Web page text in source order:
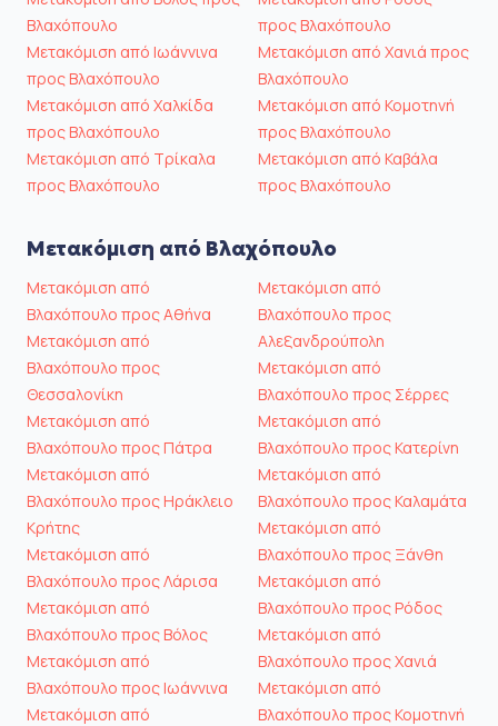
Βλαχόπουλο
Μετακόμιση από Ιωάννινα
προς Βλαχόπουλο
Μετακόμιση από Χαλκίδα
προς Βλαχόπουλο
Μετακόμιση από Τρίκαλα
προς Βλαχόπουλο
προς Βλαχόπουλο
Μετακόμιση από Χανιά προς
Βλαχόπουλο
Μετακόμιση από Κομοτηνή
προς Βλαχόπουλο
Μετακόμιση από Καβάλα
προς Βλαχόπουλο
Μετακόμιση από Βλαχόπουλο
Μετακόμιση από
Βλαχόπουλο προς Αθήνα
Μετακόμιση από
Βλαχόπουλο προς
Θεσσαλονίκη
Μετακόμιση από
Βλαχόπουλο προς Πάτρα
Μετακόμιση από
Βλαχόπουλο προς Ηράκλειο
Κρήτης
Μετακόμιση από
Βλαχόπουλο προς Λάρισα
Μετακόμιση από
Βλαχόπουλο προς Βόλος
Μετακόμιση από
Βλαχόπουλο προς Ιωάννινα
Μετακόμιση από
Μετακόμιση από
Βλαχόπουλο προς
Αλεξανδρούπολη
Μετακόμιση από
Βλαχόπουλο προς Σέρρες
Μετακόμιση από
Βλαχόπουλο προς Κατερίνη
Μετακόμιση από
Βλαχόπουλο προς Καλαμάτα
Μετακόμιση από
Βλαχόπουλο προς Ξάνθη
Μετακόμιση από
Βλαχόπουλο προς Ρόδος
Μετακόμιση από
Βλαχόπουλο προς Χανιά
Μετακόμιση από
Βλαχόπουλο προς Κομοτηνή